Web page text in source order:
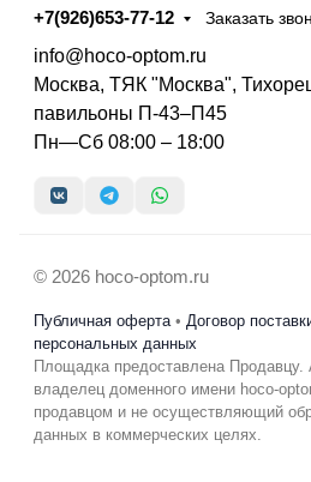
+7(926)653-77-12 Заказать
info@hoco-optom.ru
Москва, ТЯК "Москва",
павильоны П-43–П45
Пн—Сб 08:00 – 18:00
© 2026 hoco-optom.ru
Публичная оферта• Договор
персональных данных
Площадка предоставлена
владелец доменного имени hoco-
продавцом и не осуществляющий
данных в коммерческих целях.